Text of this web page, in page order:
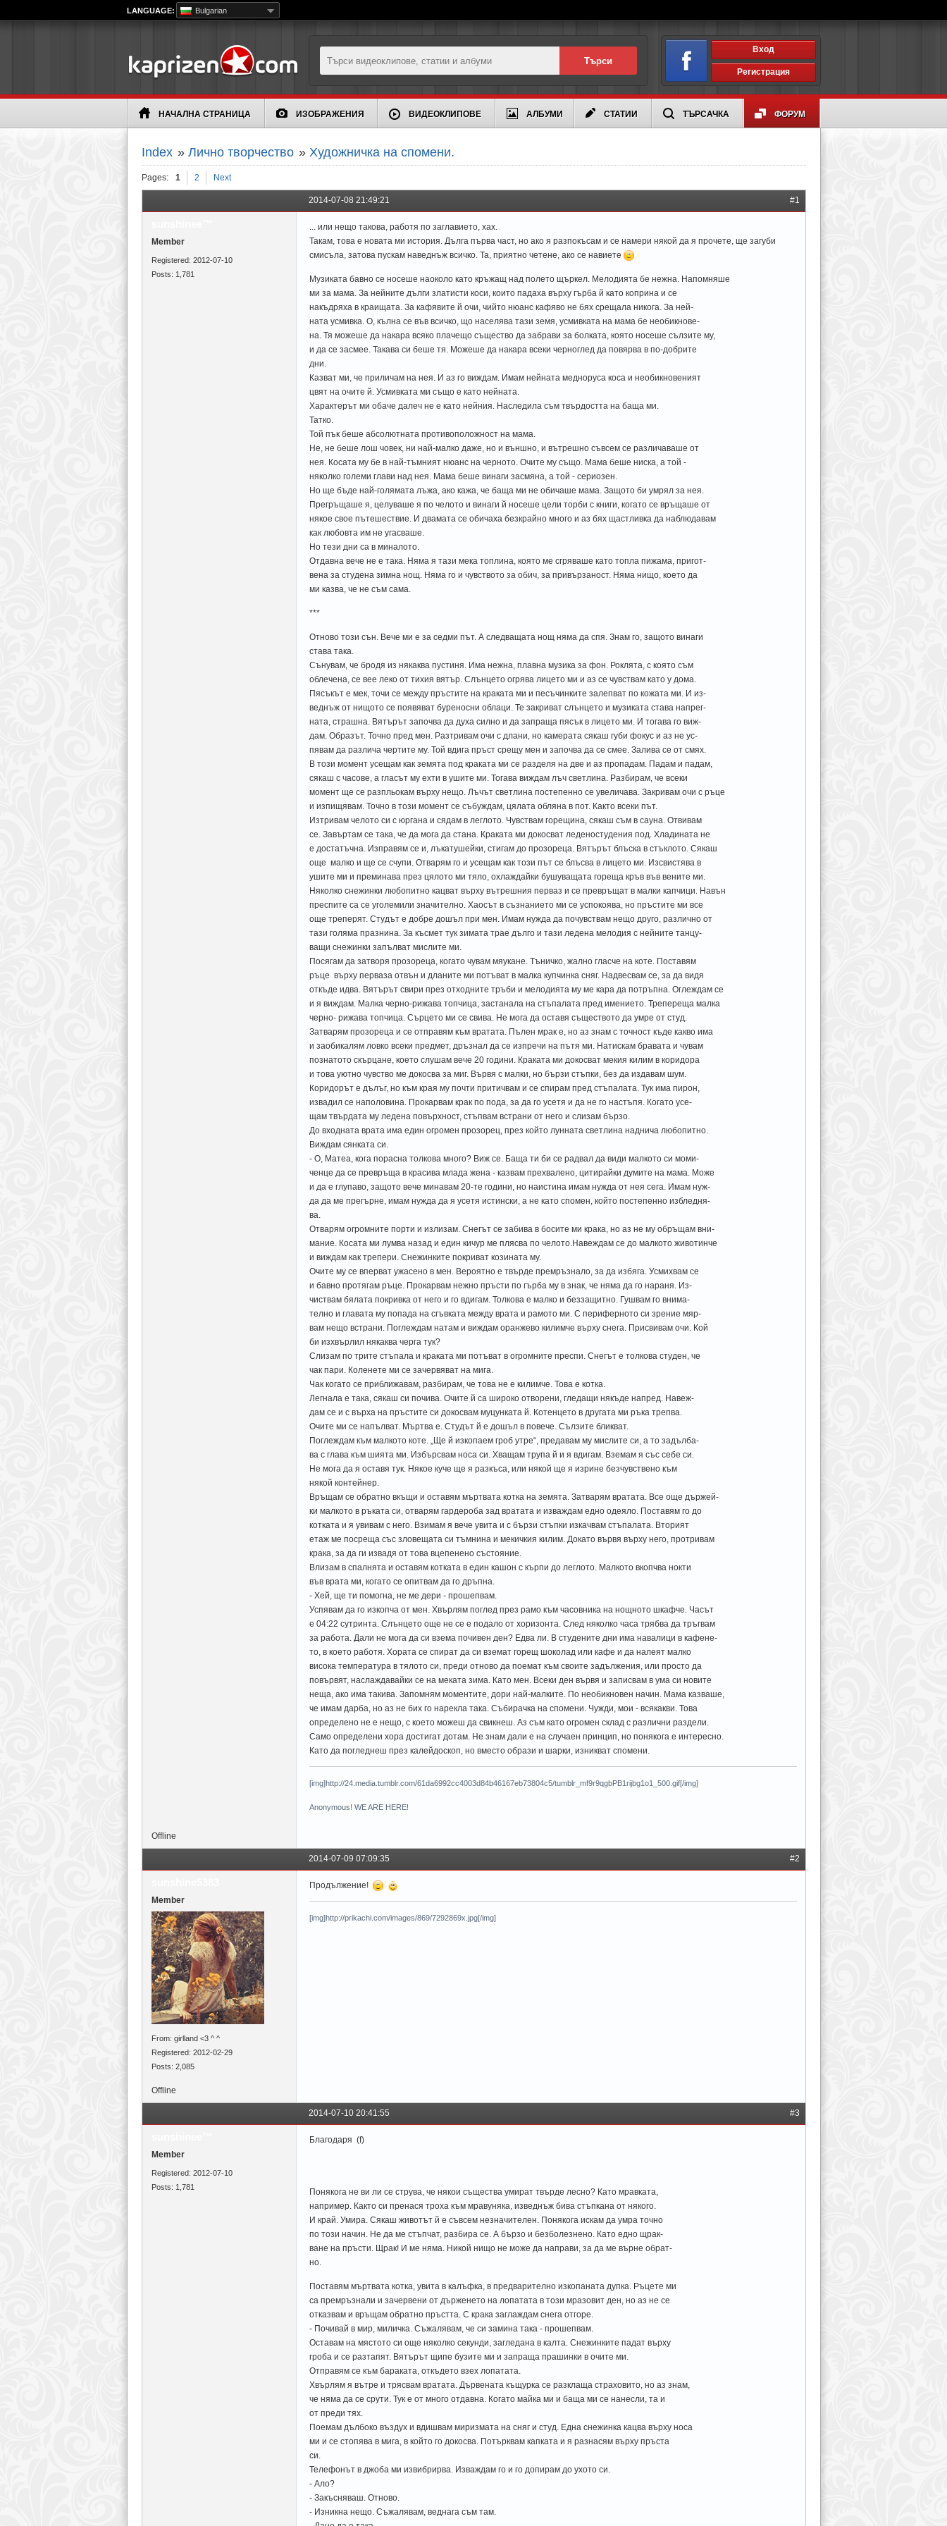
LANGUAGE: Bulgarian
Вход
Регистрация
НАЧАЛНА СТРАНИЦА ИЗОБРАЖЕНИЯ ВИДЕОКЛИПОВЕ АЛБУМИ СТАТИИ ТЪРСАЧКА ФОРУМ
Index » Лично творчество » Художничка на спомени.
Pages: 1 2 Next
#1
2014-07-08 21:49:21
Member
Registered: 2012-07-10
Posts: 1,781
... или нещо такова, работя по заглавието, хах.
Такам, това е новата ми история. Дълга първа част, но ако я разпокъсам и се намери някой да я прочете, ще загуби
смисъла, затова пускам наведнъж всичко. Та, приятно четене, ако се навиете
Музиката бавно се носеше наоколо като кръжащ над полето щъркел. Мелодията бе нежна. Напомняше
ми за мама. За нейните дълги златисти коси, които падаха върху гърба й като коприна и се
накъдряха в краищата. За кафявите й очи, чийто нюанс кафяво не бях срещала никога. За ней-
ната усмивка. О, кълна се във всичко, що населява тази земя, усмивката на мама бе необикнове-
на. Тя можеше да накара всяко плачещо същество да забрави за болката, която носеше сълзите му,
и да се засмее. Такава си беше тя. Можеше да накара всеки черноглед да повярва в по-добрите
дни.
Казват ми, че приличам на нея. И аз го виждам. Имам нейната медноруса коса и необикновеният
цвят на очите й. Усмивката ми също е като нейната.
Характерът ми обаче далеч не е като нейния. Наследила съм твърдостта на баща ми.
Татко.
Той пък беше абсолютната противоположност на мама.
Не, не беше лош човек, ни най-малко даже, но и външно, и вътрешно съвсем се различаваше от
нея. Косата му бе в най-тъмният нюанс на черното. Очите му също. Мама беше ниска, а той -
няколко големи глави над нея. Мама беше винаги засмяна, а той - сериозен.
Но ще бъде най-голямата лъжа, ако кажа, че баща ми не обичаше мама. Защото би умрял за нея.
Прегръщаше я, целуваше я по челото и винаги й носеше цели торби с книги, когато се връщаше от
някое свое пътешествие. И двамата се обичаха безкрайно много и аз бях щастливка да наблюдавам
как любовта им не угасваше.
Но тези дни са в миналото.
Отдавна вече не е така. Няма я тази мека топлина, която ме сгряваше като топла пижама, пригот-
вена за студена зимна нощ. Няма го и чувството за обич, за привързаност. Няма нищо, което да
ми казва, че не съм сама.
***
Отново този сън. Вече ми е за седми път. А следващата нощ няма да спя. Знам го, защото винаги
става така.
Сънувам, че бродя из някаква пустиня. Има нежна, плавна музика за фон. Роклята, с която съм
облечена, се вее леко от тихия вятър. Слънцето огрява лицето ми и аз се чувствам като у дома.
Пясъкът е мек, точи се между пръстите на краката ми и песъчинките залепват по кожата ми. И из-
веднъж от нищото се появяват буреносни облаци. Те закриват слънцето и музиката става напрег-
ната, страшна. Вятърът започва да духа силно и да запраща пясък в лицето ми. И тогава го виж-
дам. Образът. Точно пред мен. Разтривам очи с длани, но камерата сякаш губи фокус и аз не ус-
пявам да различа чертите му. Той вдига пръст срещу мен и започва да се смее. Залива се от смях.
В този момент усещам как земята под краката ми се разделя на две и аз пропадам. Падам и падам,
сякаш с часове, а гласът му ехти в ушите ми. Тогава виждам лъч светлина. Разбирам, че всеки
момент ще се разпльокам върху нещо. Лъчът светлина постепенно се увеличава. Закривам очи с ръце
и изпищявам. Точно в този момент се събуждам, цялата обляна в пот. Както всеки път.
Изтривам челото си с юргана и сядам в леглото. Чувствам горещина, сякаш съм в сауна. Отвивам
се. Завъртам се така, че да мога да стана. Краката ми докосват леденостудения под. Хладината не
е достатъчна. Изправям се и, лъкатушейки, стигам до прозореца. Вятърът блъска в стъклото. Сякаш
още малко и ще се счупи. Отварям го и усещам как този път се блъсва в лицето ми. Изсвистява в
ушите ми и преминава през цялото ми тяло, охлаждайки бушуващата гореща кръв във вените ми.
Няколко снежинки любопитно кацват върху вътрешния перваз и се превръщат в малки капчици. Навън
преспите са се уголемили значително. Хаосът в съзнанието ми се успокоява, но пръстите ми все
още треперят. Студът е добре дошъл при мен. Имам нужда да почувствам нещо друго, различно от
тази голяма празнина. За късмет тук зимата трае дълго и тази ледена мелодия с нейните танцу-
ващи снежинки запълват мислите ми.
Посягам да затворя прозореца, когато чувам мяукане. Тъничко, жално гласче на коте. Поставям
ръце върху перваза отвън и дланите ми потъват в малка купчинка сняг. Надвесвам се, за да видя
откъде идва. Вятърът свири през отходните тръби и мелодията му ме кара да потръпна. Оглеждам се
и я виждам. Малка черно-рижава топчица, застанала на стъпалата пред имението. Трепереща малка
черно- рижава топчица. Сърцето ми се свива. Не мога да оставя съществото да умре от студ.
Затварям прозореца и се отправям към вратата. Пълен мрак е, но аз знам с точност къде какво има
и заобикалям ловко всеки предмет, дръзнал да се изпречи на пътя ми. Натискам бравата и чувам
познатото скърцане, което слушам вече 20 години. Краката ми докосват мекия килим в коридора
и това уютно чувство ме докосва за миг. Вървя с малки, но бързи стъпки, без да издавам шум.
Коридорът е дълъг, но към края му почти притичвам и се спирам пред стъпалата. Тук има пирон,
извадил се наполовина. Прокарвам крак по пода, за да го усетя и да не го настъпя. Когато усе-
щам твърдата му ледена повърхност, стъпвам встрани от него и слизам бързо.
До входната врата има един огромен прозорец, през който лунната светлина наднича любопитно.
Виждам сянката си.
- О, Матеа, кога порасна толкова много? Виж се. Баща ти би се радвал да види малкото си моми-
ченце да се превръща в красива млада жена - казвам прехвалено, цитирайки думите на мама. Може
и да е глупаво, защото вече минавам 20-те години, но наистина имам нужда от нея сега. Имам нуж-
да да ме прегърне, имам нужда да я усетя истински, а не като спомен, който постепенно избледня-
ва.
Отварям огромните порти и излизам. Снегът се забива в босите ми крака, но аз не му обръщам вни-
мание. Косата ми лумва назад и един кичур ме плясва по челото.Навеждам се до малкото животинче
и виждам как трепери. Снежинките покриват козината му.
Очите му се вперват ужасено в мен. Вероятно е твърде премръзнало, за да избяга. Усмихвам се
и бавно протягам ръце. Прокарвам нежно пръсти по гърба му в знак, че няма да го нараня. Из-
чиствам бялата покривка от него и го вдигам. Толкова е малко и беззащитно. Гушвам го внима-
телно и главата му попада на сгъвката между врата и рамото ми. С периферното си зрение мяр-
вам нещо встрани. Поглеждам натам и виждам оранжево килимче върху снега. Присвивам очи. Кой
би изхвърлил някаква черга тук?
Слизам по трите стъпала и краката ми потъват в огромните преспи. Снегът е толкова студен, че
чак пари. Коленете ми се зачервяват на мига.
Чак когато се приближавам, разбирам, че това не е килимче. Това е котка.
Легнала е така, сякаш си почива. Очите й са широко отворени, гледащи някъде напред. Навеж-
дам се и с върха на пръстите си докосвам муцунката й. Котенцето в другата ми ръка трепва.
Очите ми се напълват. Мъртва е. Студът й е дошъл в повече. Сълзите бликват.
Поглеждам към малкото коте. „Ще й изкопаем гроб утре“, предавам му мислите си, а то задълба-
ва с глава към шията ми. Избърсвам носа си. Хващам трупа й и я вдигам. Вземам я със себе си.
Не мога да я оставя тук. Някое куче ще я разкъса, или някой ще я изрине безчувствено към
някой контейнер.
Връщам се обратно вкъщи и оставям мъртвата котка на земята. Затварям вратата. Все още държей-
ки малкото в ръката си, отварям гардероба зад вратата и изваждам едно одеяло. Поставям го до
котката и я увивам с него. Взимам я вече увита и с бързи стъпки изкачвам стъпалата. Вторият
етаж ме посреща със зловещата си тъмнина и мекичкия килим. Докато вървя върху него, протривам
крака, за да ги извадя от това вцепенено състояние.
Влизам в спалнята и оставям котката в един кашон с кърпи до леглото. Малкото вкопчва нокти
във врата ми, когато се опитвам да го дръпна.
- Хей, ще ти помогна, не ме дери - прошепвам.
Успявам да го изкопча от мен. Хвърлям поглед през рамо към часовника на нощното шкафче. Часът
е 04:22 сутринта. Слънцето още не се е подало от хоризонта. След няколко часа трябва да тръгвам
за работа. Дали не мога да си взема почивен ден? Едва ли. В студените дни има навалици в кафене-
то, в което работя. Хората се спират да си вземат горещ шоколад или кафе и да налеят малко
висока температура в тялото си, преди отново да поемат към своите задължения, или просто да
повървят, наслаждавайки се на меката зима. Като мен. Всеки ден вървя и записвам в ума си новите
неща, ако има такива. Запомням моментите, дори най-малките. По необикновен начин. Мама казваше,
че имам дарба, но аз не бих го нарекла така. Събирачка на спомени. Чужди, мои - всякакви. Това
определено не е нещо, с което можеш да свикнеш. Аз съм като огромен склад с различни раздели.
Само определени хора достигат дотам. Не знам дали е на случаен принцип, но понякога е интересно.
Като да погледнеш през калейдоскоп, но вместо образи и шарки, изникват спомени.
[img]http://24.media.tumblr.com/61da6992cc4003d84b46167eb73804c5/tumblr_mf9r9qgbPB1rijbg1o1_500.gif[/img]
Anonymous! WE ARE HERE!
Offline
#2
2014-07-09 07:09:35
Member
From: girlland <3 ^ ^
Registered: 2012-02-29
Posts: 2,085
Продължение!
[img]http://prikachi.com/images/869/7292869x.jpg[/img]
Offline
#3
2014-07-10 20:41:55
Member
Registered: 2012-07-10
Posts: 1,781
Благодаря (f)
Понякога не ви ли се струва, че някои същества умират твърде лесно? Като мравката,
например. Както си пренася троха към мравуняка, изведнъж бива стъпкана от някого.
И край. Умира. Сякаш животът й е съвсем незначителен. Понякога искам да умра точно
по този начин. Не да ме стъпчат, разбира се. А бързо и безболезнено. Като едно щрак-
ване на пръсти. Щрак! И ме няма. Никой нищо не може да направи, за да ме върне обрат-
но.
Поставям мъртвата котка, увита в калъфка, в предварително изкопаната дупка. Ръцете ми
са премръзнали и зачервени от държенето на лопатата в този мразовит ден, но аз не се
отказвам и връщам обратно пръстта. С крака заглаждам снега отгоре.
- Почивай в мир, миличка. Съжалявам, че си замина така - прошепвам.
Оставам на мястото си още няколко секунди, загледана в калта. Снежинките падат върху
гроба и се разтапят. Вятърът щипе бузите ми и запраща прашинки в очите ми.
Отправям се към бараката, откъдето взех лопатата.
Хвърлям я вътре и трясвам вратата. Дървената къщурка се разклаща страховито, но аз знам,
че няма да се срути. Тук е от много отдавна. Когато майка ми и баща ми се нанесли, та и
от преди тях.
Поемам дълбоко въздух и вдишвам миризмата на сняг и студ. Една снежинка кацва върху носа
ми и се стопява в мига, в който го докосва. Потърквам капката и я разнасям върху пръста
си.
Телефонът в джоба ми извибрирва. Изваждам го и го допирам до ухото си.
- Ало?
- Закъсняваш. Отново.
- Изникна нещо. Съжалявам, веднага съм там.